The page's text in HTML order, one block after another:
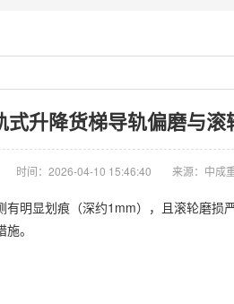
式升降货梯导轨偏磨与滚
时间：2026-04-10 15:46:40 来源：中成
明显划痕（深约1mm），且滚轮磨损
。